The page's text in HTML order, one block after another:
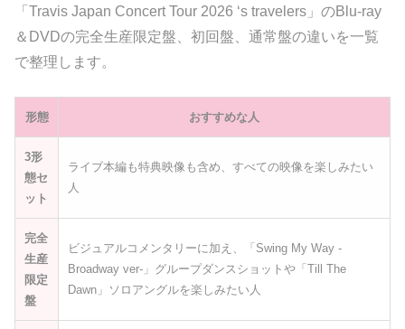
「Travis Japan Concert Tour 2026 ‘s travelers」のBlu-ray
＆DVDの完全生産限定盤、初回盤、通常盤の違いを一覧
で整理します。
形態 おすすめな人
3形
態セ
ット
ライブ本編も特典映像も含め、すべての映像を楽しみたい
人
完全
生産
限定
盤
ビジュアルコメンタリーに加え、「Swing My Way -
Broadway ver-」グループダンスショットや「Till The
Dawn」ソロアングルを楽しみたい人